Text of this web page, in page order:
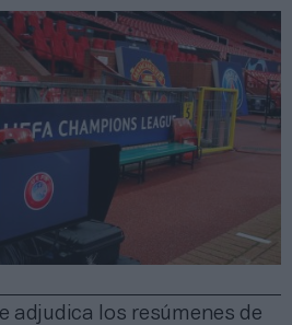
adjudica los resúmenes de